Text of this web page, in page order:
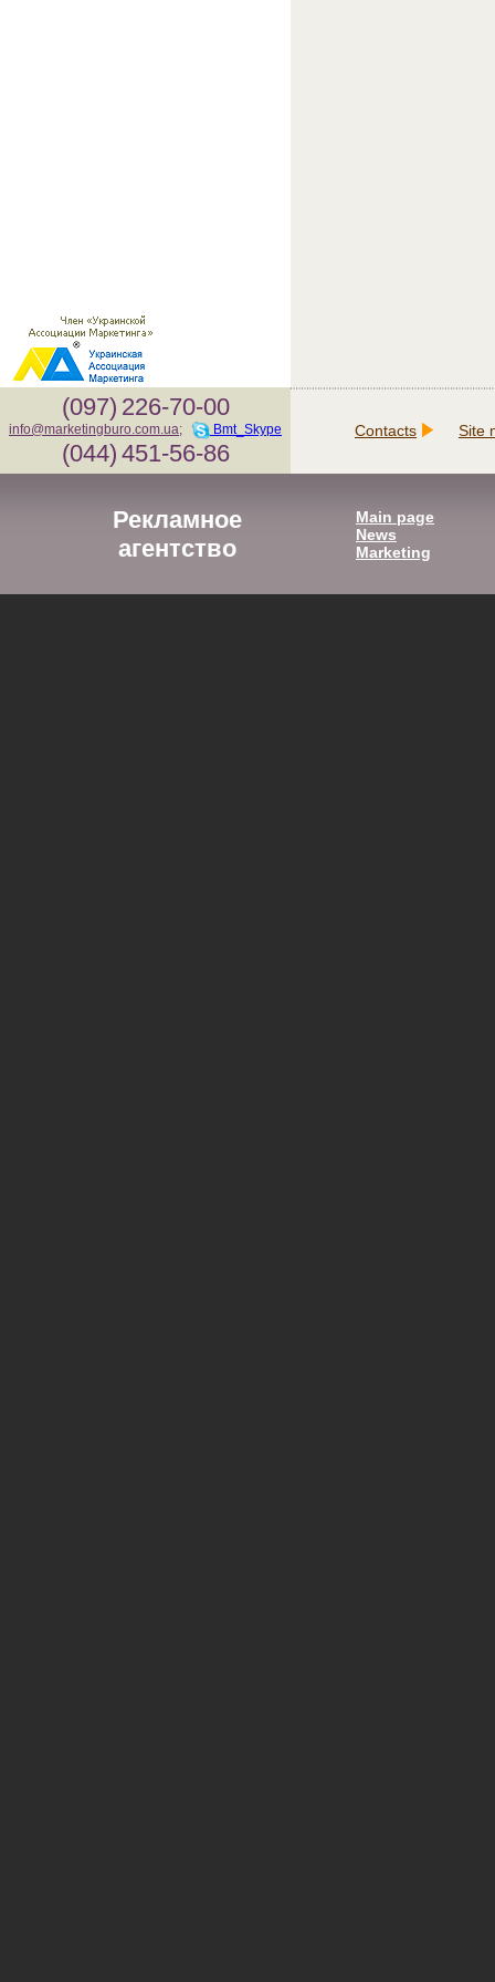
(097) 226-70-00
info@marketingburo.com.ua; Bmt_Skype
(044) 451-56-86
Contacts Site
Рекламное
агентство
Main page
News
Marketing